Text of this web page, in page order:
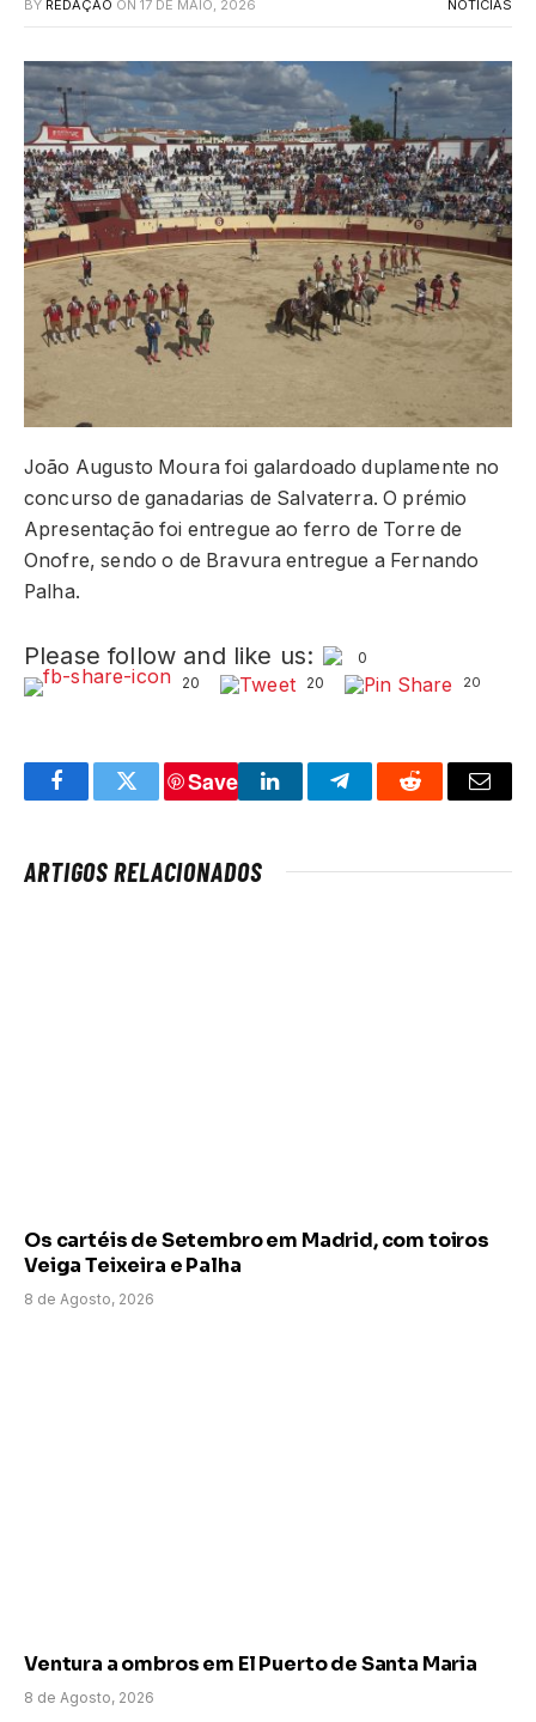
BY REDAÇÃO ON 17 DE MAIO, 2026 NOTICIAS
João Augusto Moura foi galardoado duplamente no
concurso de ganadarias de Salvaterra. O prémio
Apresentação foi entregue ao ferro de Torre de
Onofre, sendo o de Bravura entregue a Fernando
Palha.
Please follow and like us:
0
20
20 20
FacebookTwitter
Save
LinkedInTelegramReddit Email
ARTIGOS RELACIONADOS
Os cartéis de Setembro em Madrid, com toiros
Veiga Teixeira e Palha
8 de Agosto, 2026
Ventura a ombros em El Puerto de Santa Maria
8 de Agosto, 2026